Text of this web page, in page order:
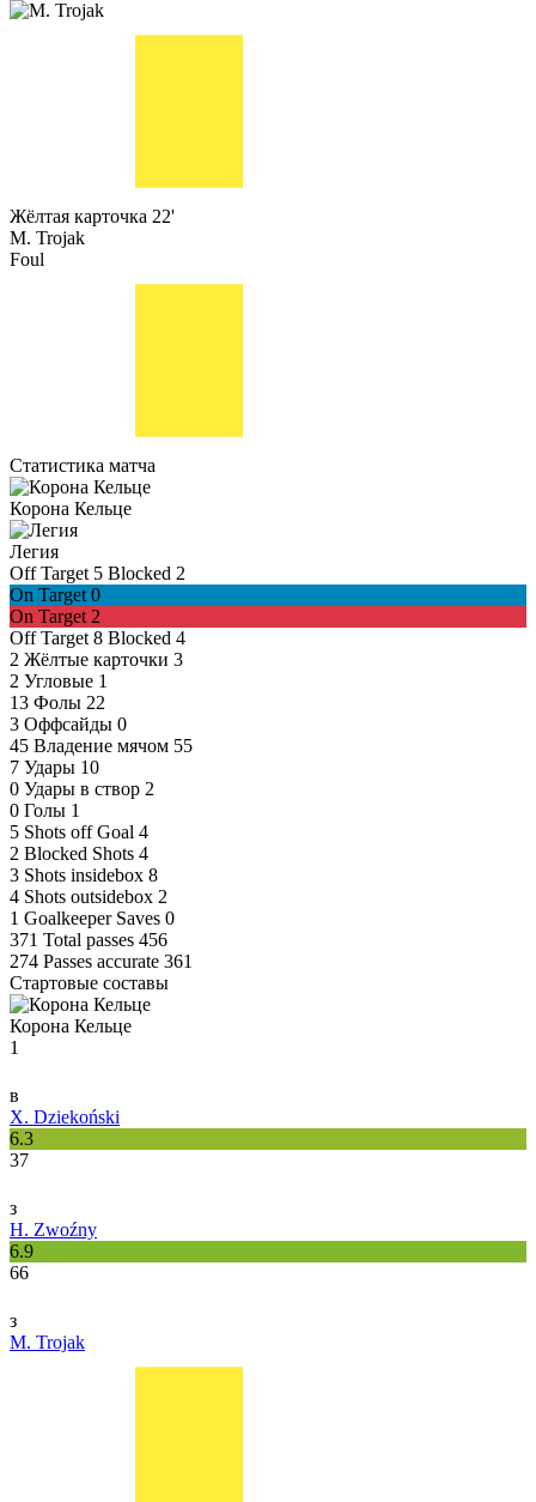
Жёлтая карточка 22'
M. Trojak
Foul
Статистика матча
Корона Кельце
Легия
Off Target 5 Blocked 2
On Target 0
On Target 2
Off Target 8 Blocked 4
2 Жёлтые карточки 3
2 Угловые 1
13 Фолы 22
3 Оффсайды 0
45 Владение мячом 55
7 Удары 10
0 Удары в створ 2
0 Голы 1
5 Shots off Goal 4
2 Blocked Shots 4
3 Shots insidebox 8
4 Shots outsidebox 2
1 Goalkeeper Saves 0
371 Total passes 456
274 Passes accurate 361
Стартовые составы
Корона Кельце
1
в
X. Dziekoński
6.3
37
з
H. Zwoźny
6.9
66
з
M. Trojak